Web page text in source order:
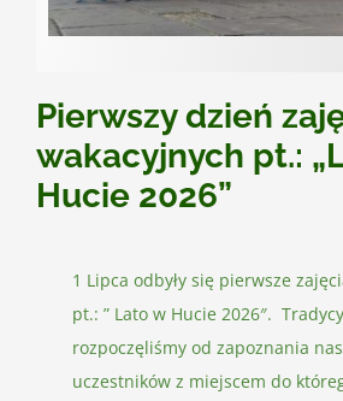
Pierwszy dzień
wakacyjnych pt.:
Hucie 2026”
1 Lipca odbyły się pierwsze
pt.: ” Lato w Hucie 2026″.
rozpoczęliśmy od zapoznania
uczestników z miejscem do